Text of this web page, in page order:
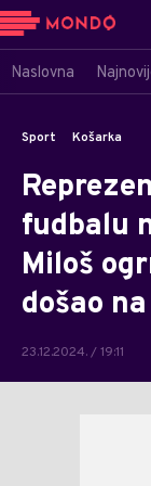
Naslovna
Sport Košarka
fudbalu
Miloš
došao
23.12.2024. / 19:11